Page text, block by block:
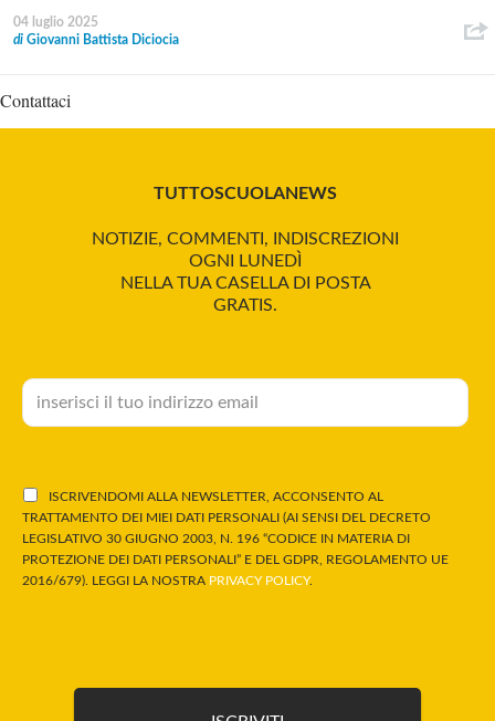
04 luglio 2025
di Giovanni Battista Diciocia
Contattaci
TUTTOSCUOLANEWS
NOTIZIE, COMMENTI, INDISCREZIONI
OGNI LUNEDÌ
NELLA TUA CASELLA DI POSTA
GRATIS.
ISCRIVENDOMI ALLA NEWSLETTER, ACCONSENTO AL
TRATTAMENTO DEI MIEI DATI PERSONALI (AI SENSI DEL DECRETO
LEGISLATIVO 30 GIUGNO 2003, N. 196 “CODICE IN MATERIA DI
PROTEZIONE DEI DATI PERSONALI” E DEL GDPR, REGOLAMENTO UE
2016/679). LEGGI LA NOSTRA PRIVACY POLICY.